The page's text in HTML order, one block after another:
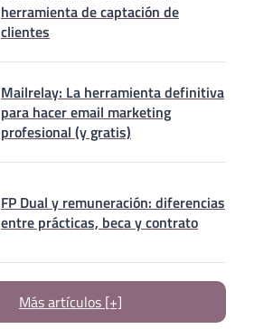
herramienta de captación de
clientes
Mailrelay: La herramienta definitiva
para hacer email marketing
profesional (y gratis)
FP Dual y remuneración: diferencias
entre prácticas, beca y contrato
Más artículos [+]